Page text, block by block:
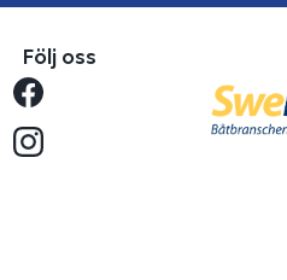
Följ oss